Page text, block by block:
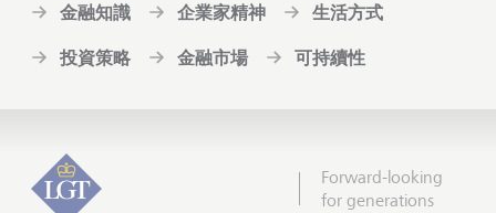
金融知識 企業家精神
生活方式
投資策略
金融市場 可持續性
Forward-looking
for generations